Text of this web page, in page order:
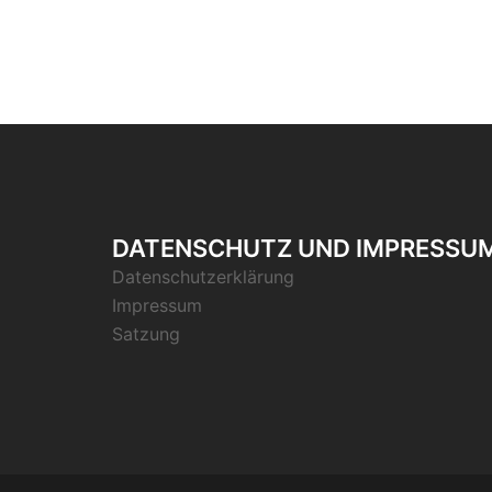
DATENSCHUTZ UND
Datenschutzerklärung
Impressum
Satzung